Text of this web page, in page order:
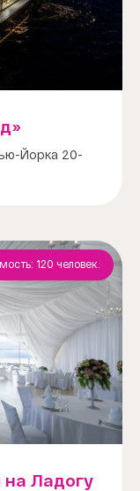
Йорка 20-
120 человек.
Ладогу